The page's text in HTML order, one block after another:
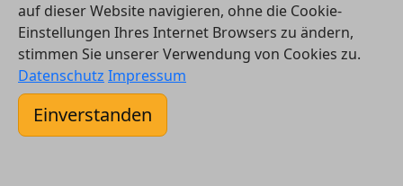
© 2026 Vergleichsrechner24 GmbH
Kontakt
auf dieser Website navigieren, ohne die Cookie-
Einstellungen Ihres Internet Browsers zu ändern,
stimmen Sie unserer Verwendung von Cookies zu.
Datenschutz Impressum
Einverstanden